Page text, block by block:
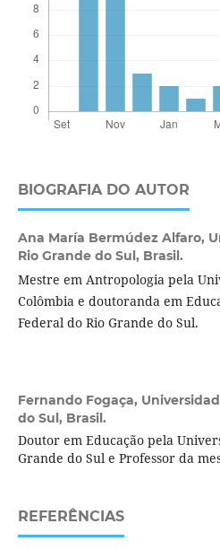
BIOGRAFIA DO AUTOR
Ana María Bermúdez Alfaro,
Rio Grande do Sul, Brasil.
Mestre em Antropologia pela
Colômbia e doutoranda em
Federal do Rio Grande do Sul.
Fernando Fogaça,
do Sul, Brasil.
Doutor em Educação pela
Grande do Sul e Professor da
REFERÊNCIAS